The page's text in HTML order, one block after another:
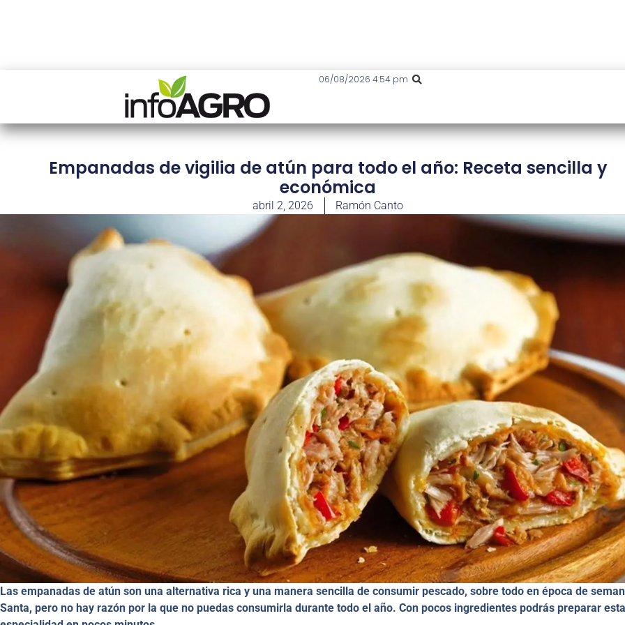
06/08/2026 4:54 pm
Empanadas de vigilia de atún para todo el año: Receta sencilla y
económica
abril 2, 2026 Ramón Canto
Las empanadas de atún son una alternativa rica y una manera sencilla de consumir pescado, sobre todo en época de
Santa, pero no hay razón por la que no puedas consumirla durante todo el año. Con pocos ingredientes podrás preparar esta